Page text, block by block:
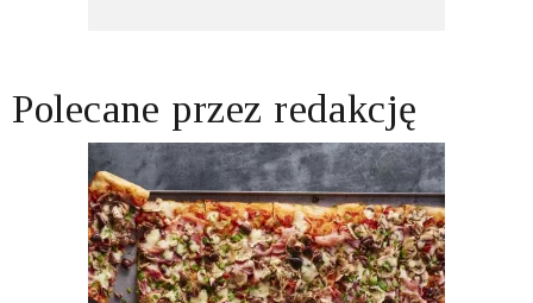
Polecane przez redakcję